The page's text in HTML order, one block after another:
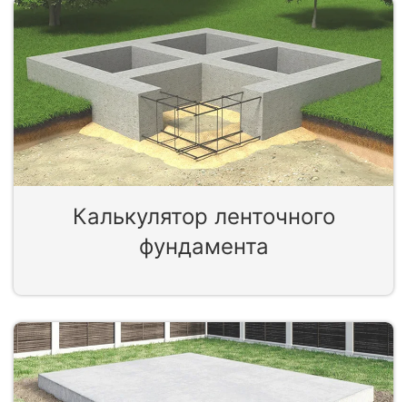
Калькулятор ленточного
фундамента